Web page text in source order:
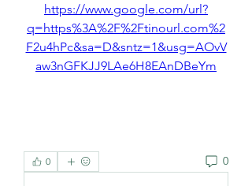
https://www.google.com/url?
q=https%3A%2F%2Ftinourl.com%2
F2u4hPc&sa=D&sntz=1&usg=AOvV
aw3nGFKJJ9LAe6H8EAnDBeYm
0 0